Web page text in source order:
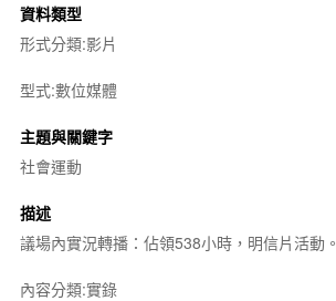
資料類型
形式分類:影片
型式:數位媒體
主題與關鍵字
社會運動
描述
議場內實況轉播：佔領538小時，明信片活動。
內容分類:實錄